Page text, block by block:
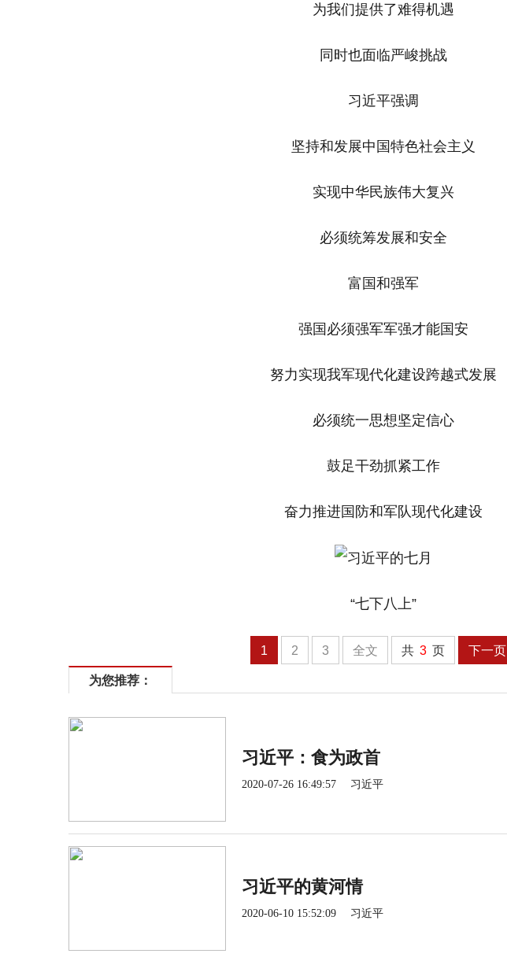
为我们提供了难得机遇
同时也面临严峻挑战
习近平强调
坚持和发展中国特色社会主义
实现中华民族伟大复兴
必须统筹发展和安全
富国和强军
强国必须强军军强才能国安
努力实现我军现代化建设跨越式发展
必须统一思想坚定信心
鼓足干劲抓紧工作
奋力推进国防和军队现代化建设
“七下八上”
1 2 3 全文 共 3 页 下一页
为您推荐：
习近平：食为政首
2020-07-26 16:49:57 习近平
习近平的黄河情
2020-06-10 15:52:09 习近平